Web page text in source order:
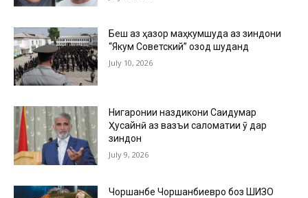
Беш аз ҳазор маҳкумшуда аз зиндони
“Якум Советский” озод шуданд
July 10, 2026
Нигаронии наздикони Саидумар
Ҳусайнӣ аз вазъи саломатии ӯ дар
зиндон
July 9, 2026
Чоршанбе Чоршанбиевро боз ШИЗО